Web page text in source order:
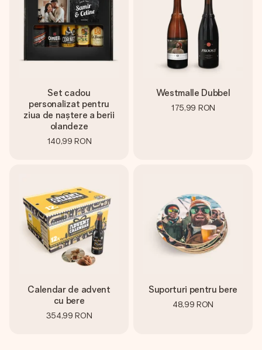
Set cadou
personalizat pentru
ziua de naștere a berii
olandeze
140,99 RON
Westmalle Dubbel
175,99 RON
Calendar de advent
cu bere
354,99 RON
Suporturi pentru bere
48,99 RON